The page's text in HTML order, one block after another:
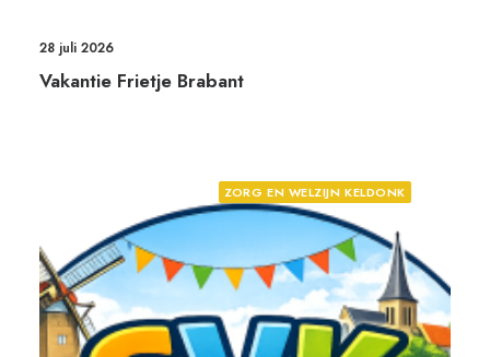
28 juli 2026
Vakantie Frietje Brabant
ZORG EN WELZIJN KELDONK